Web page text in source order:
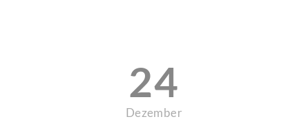
24
Dezember